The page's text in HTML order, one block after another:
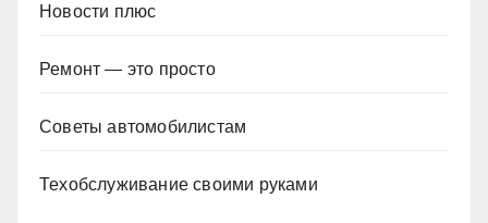
Новости плюс
Ремонт — это просто
Советы автомобилистам
Техобслуживание своими руками